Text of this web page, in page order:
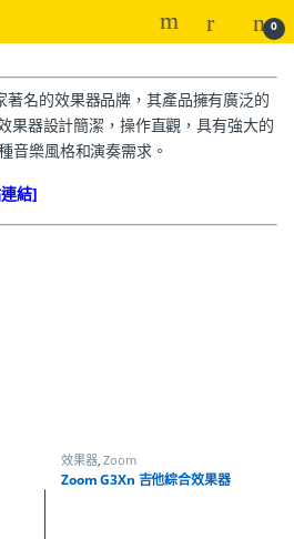
0
名的效果器品牌，其產品擁有廣泛的
果器設計簡潔，操作直觀，具有強大的
音樂風格和演奏需求。
結]
效果器,Zoom
Zoom G3Xn 吉他綜合效果器